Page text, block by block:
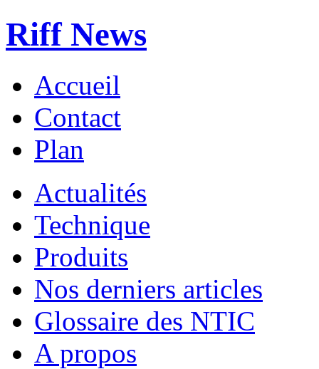
Riff News
Accueil
Contact
Plan
Actualités
Technique
Produits
Nos derniers articles
Glossaire des NTIC
A propos